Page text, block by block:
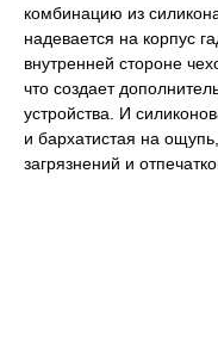
комбинацию из
надевается на корпус
внутренней стороне
что создает
устройства. И
и бархатистая на
загрязнений и